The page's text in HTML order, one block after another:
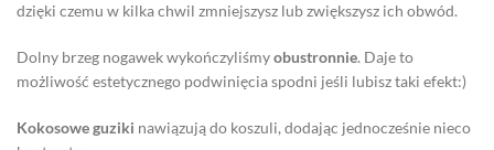
dzięki czemu w kilka chwil zmniejszysz lub zwiększysz ich obwód.
Dolny brzeg nogawek wykończyliśmyobustronnie. Daje to
możliwość estetycznego podwinięcia spodni jeśli lubisz taki efekt:)
Kokosowe guziki nawiązują do koszuli, dodając jednocześnie nieco